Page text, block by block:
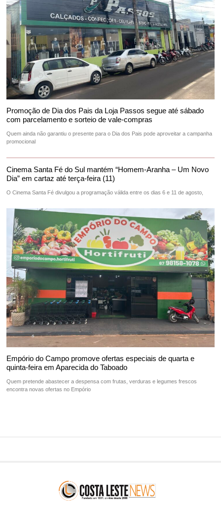
Promoção de Dia dos Pais da Loja Passos segue até sábado
com parcelamento e sorteio de vale-compras
Quem ainda não garantiu o presente para o Dia dos Pais pode aproveitar a campanha
promocional
Cinema Santa Fé do Sul mantém “Homem-Aranha – Um Novo
Dia” em cartaz até terça-feira (11)
O Cinema Santa Fé divulgou a programação válida entre os dias 6 e 11 de agosto,
Empório do Campo promove ofertas especiais de quarta e
quinta-feira em Aparecida do Taboado
Quem pretende abastecer a despensa com frutas, verduras e legumes frescos
encontra novas ofertas no Empório